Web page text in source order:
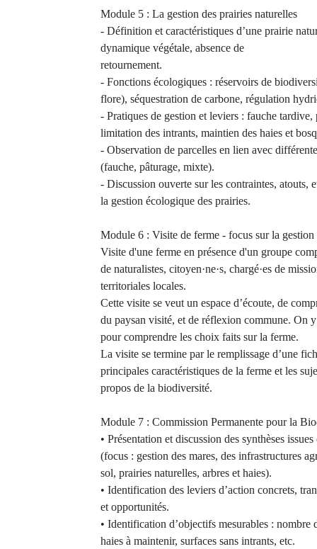
Module 5 : La gestion des prairies naturelles
- Définition et caractéristiques d’une prairie
dynamique végétale, absence de
retournement.
- Fonctions écologiques : réservoirs de
flore), séquestration de carbone, régulation
- Pratiques de gestion et leviers : fauche tardive,
limitation des intrants, maintien des haies et
- Observation de parcelles en lien avec
(fauche, pâturage, mixte).
- Discussion ouverte sur les contraintes, atouts,
la gestion écologique des prairies.
Module 6 : Visite de ferme - focus sur la gestion
Visite d'une ferme en présence d'un groupe
de naturalistes, citoyen·ne·s, chargé·es de
territoriales locales.
Cette visite se veut un espace d’écoute, de
du paysan visité, et de réflexion commune. On
pour comprendre les choix faits sur la ferme.
La visite se termine par le remplissage d’une
principales caractéristiques de la ferme et les
propos de la biodiversité.
Module 7 : Commission Permanente pour la
• Présentation et discussion des synthèses
(focus : gestion des mares, des infrastructures
sol, prairies naturelles, arbres et haies).
• Identification des leviers d’action concrets,
et opportunités.
• Identification d’objectifs mesurables : nombre
haies à maintenir, surfaces sans intrants, etc.